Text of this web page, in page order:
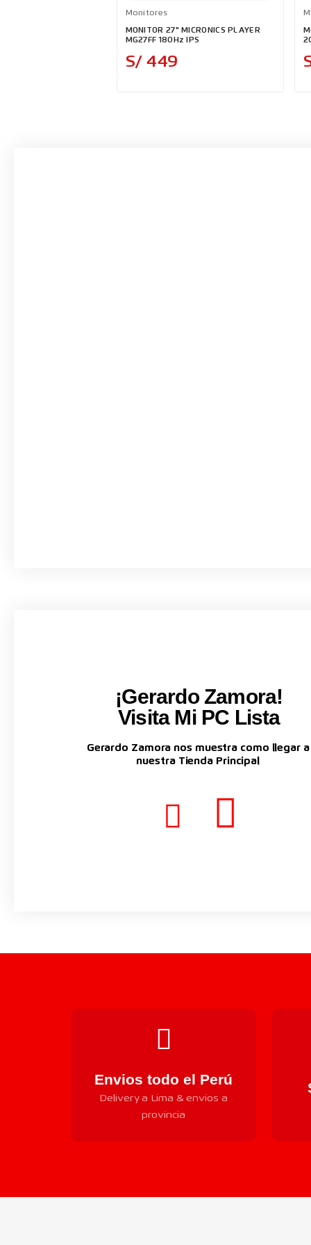
Monitores
MONITOR 27" MICRONICS PLAYER
MG27FF 180Hz IPS
S/ 449
¡Gerardo Zamora!
Visita Mi PC Lista
Gerardo Zamora nos muestra como llegar a
nuestra Tienda Principal
Envios todo el Perú
Delivery a Lima & envios a
provincia